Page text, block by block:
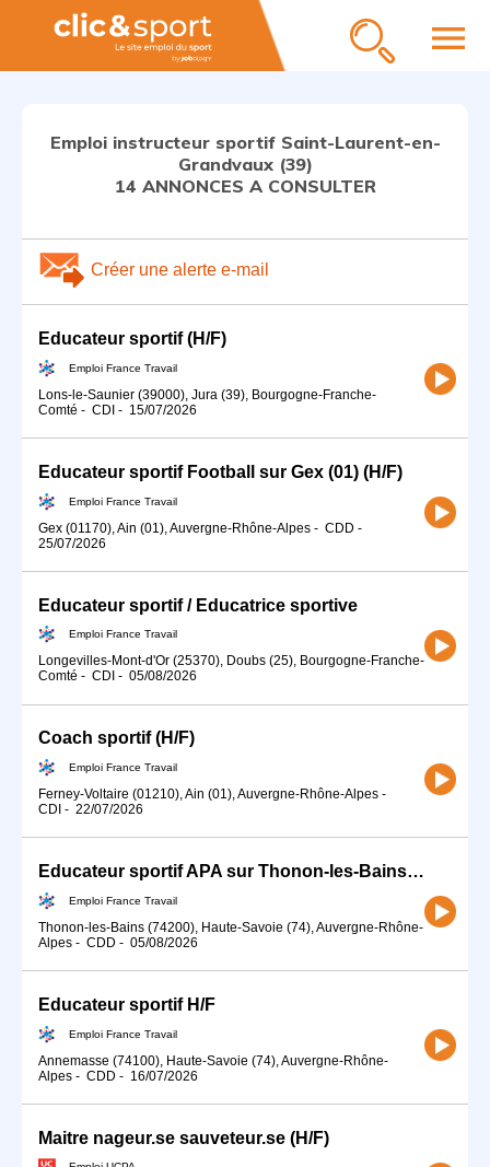
menu
Emploi instructeur sportif Saint-Laurent-en-
Grandvaux (39)
14 ANNONCES A CONSULTER
Créer une alerte e-mail
Educateur sportif (H/F)
Emploi France Travail
Lons-le-Saunier (39000), Jura (39), Bourgogne-Franche-
Comté - CDI - 15/07/2026
Educateur sportif Football sur Gex (01) (H/F)
Emploi France Travail
Gex (01170), Ain (01), Auvergne-Rhône-Alpes - CDD -
25/07/2026
Educateur sportif / Educatrice sportive
Emploi France Travail
Longevilles-Mont-d'Or (25370), Doubs (25), Bourgogne-Franche-
Comté - CDI - 05/08/2026
Coach sportif (H/F)
Emploi France Travail
Ferney-Voltaire (01210), Ain (01), Auvergne-Rhône-Alpes -
CDI - 22/07/2026
Educateur sportif APA sur Thonon-les-Bains (74) (H/F)
Emploi France Travail
Thonon-les-Bains (74200), Haute-Savoie (74), Auvergne-Rhône-
Alpes - CDD - 05/08/2026
Educateur sportif H/F
Emploi France Travail
Annemasse (74100), Haute-Savoie (74), Auvergne-Rhône-
Alpes - CDD - 16/07/2026
Maitre nageur.se sauveteur.se (H/F)